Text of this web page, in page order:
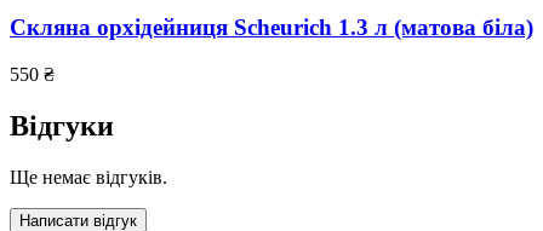
Скляна орхідейниця Scheurich 1.3 л (матова біла)
550 ₴
Відгуки
Ще немає відгуків.
Написати відгук